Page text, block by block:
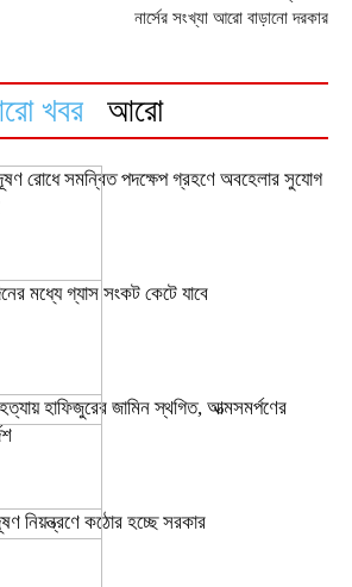
নার্সের সংখ্যা আরো বাড়ানো দরকার
খবর আরো
রোধে সমন্বিত পদক্ষেপ গ্রহণে অবহেলার সুযোগ
মধ্যে গ্যাস সংকট কেটে যাবে
হাফিজুরের জামিন স্থগিত, আত্মসমর্পণের
নিয়ন্ত্রণে কঠোর হচ্ছে সরকার